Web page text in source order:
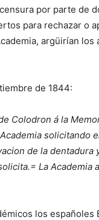
por parte de
para rechazar o
argüirían los
de 1844:
Colodron á la
solicitando
de la dentadura
La Academia
los españoles